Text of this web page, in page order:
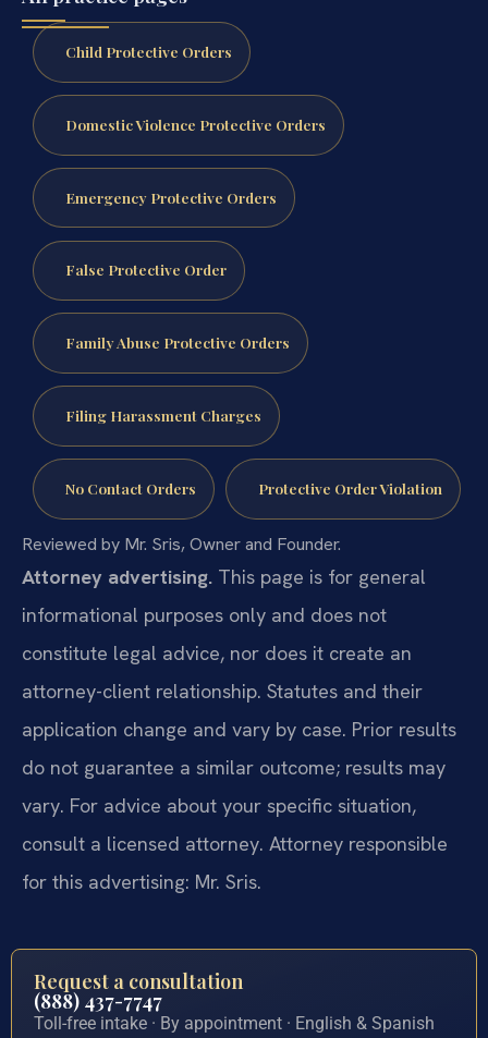
Child Protective Orders
Domestic Violence Protective Orders
Emergency Protective Orders
False Protective Order
Family Abuse Protective Orders
Filing Harassment Charges
No Contact Orders Protective Order Violation
Reviewed by Mr. Sris, Owner and Founder.
Attorney advertising. This page is for general
informational purposes only and does not
constitute legal advice, nor does it create an
attorney-client relationship. Statutes and their
application change and vary by case. Prior results
do not guarantee a similar outcome; results may
vary. For advice about your specific situation,
consult a licensed attorney. Attorney responsible
for this advertising: Mr. Sris.
Request a consultation
(888) 437-7747
Toll-free intake · By appointment · English & Spanish